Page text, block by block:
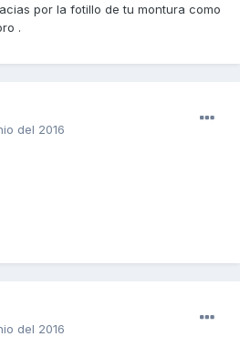
por la fotillo de tu montura como
.
del 2016
del 2016